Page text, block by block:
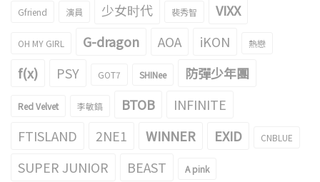
Gfriend 演員 少女时代 裴秀智 VIXX
OH MY GIRL G-dragon AOA iKON 熱戀
f(x) PSY GOT7 SHINee 防彈少年團
Red Velvet 李敏鎬 BTOB
INFINITE
FTISLAND
2NE1 WINNER EXID CNBLUE
SUPER JUNIOR BEAST A pink